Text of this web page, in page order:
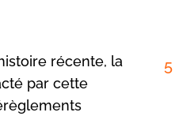
récente, la
par cette
5